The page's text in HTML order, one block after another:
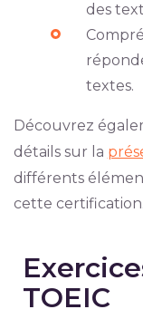
des
textes.
Découvrez
détails sur la
différents
cette certification.
TOEIC